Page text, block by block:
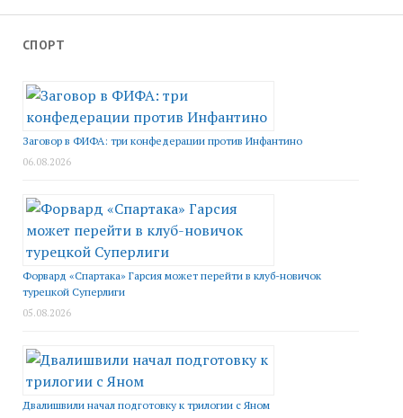
СПОРТ
Заговор в ФИФА: три конфедерации против Инфантино
06.08.2026
Форвард «Спартака» Гарсия может перейти в клуб-новичок
турецкой Суперлиги
05.08.2026
Двалишвили начал подготовку к трилогии с Яном